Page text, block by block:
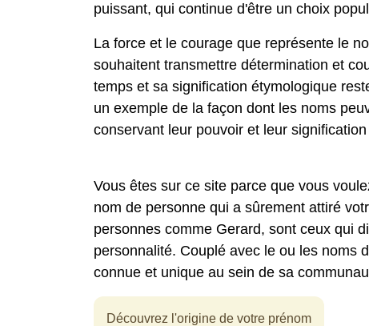
puissant, qui continue d'être un choix
La force et le courage que représente le
souhaitent transmettre détermination et
temps et sa signification étymologique
un exemple de la façon dont les noms
conservant leur pouvoir et leur
Vous êtes sur ce site parce que vous
nom de personne qui a sûrement attiré
personnes comme Gerard, sont ceux qui
personnalité. Couplé avec le ou les noms
connue et unique au sein de sa
Découvrez l'origine de votre prénom